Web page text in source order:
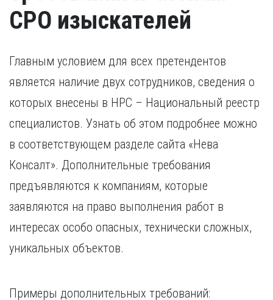
СРО изыскателей
Главным условием для всех претендентов
является наличие двух сотрудников, сведения о
которых внесены в НРС – Национальный реестр
специалистов. Узнать об этом подробнее можно
в соответствующем разделе сайта «Нева
Консалт». Дополнительные требования
предъявляются к компаниям, которые
заявляются на право выполнения работ в
интересах особо опасных, технически сложных,
уникальных объектов.
Примеры дополнительных требований: